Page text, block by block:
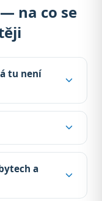
na co se
tu není
a